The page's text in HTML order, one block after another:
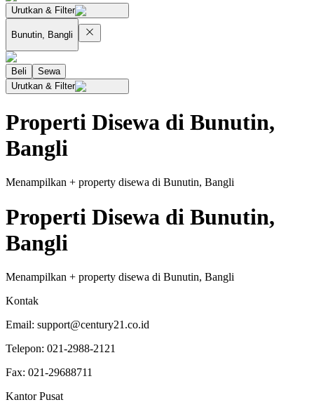
Urutkan & Filter
Bunutin, Bangli
Beli
Sewa
Urutkan & Filter
Properti Disewa di Bunutin,
Bangli
Menampilkan + property disewa di Bunutin, Bangli
Properti Disewa di Bunutin,
Bangli
Menampilkan + property disewa di Bunutin, Bangli
Kontak
Email: support@century21.co.id
Telepon: 021-2988-2121
Fax: 021-29688711
Kantor Pusat